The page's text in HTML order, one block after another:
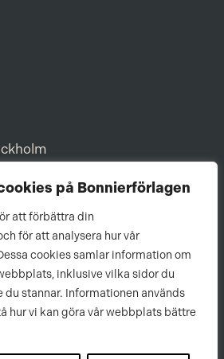
på Bonnierförlagen
att förbättra din
för att analysera hur vår
cookies samlar information om
inklusive vilka sidor du
du stannar. Informationen används
hur vi kan göra vår webbplats bättre
Bonnierförlagen
Cookies